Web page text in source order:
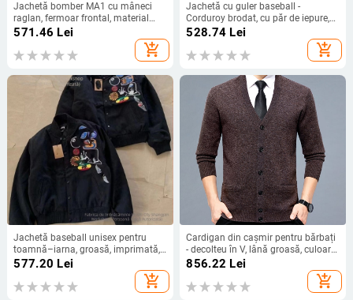
Jachetă bomber MA1 cu mâneci
raglan, fermoar frontal, material
nylon și căptușeală nylon pentru
571.46 Lei
add_shopping_cart
Jachetă cu guler baseball -
Corduroy brodat, cu păr de iepure,
glugă, ușoară, stil tineret
528.74 Lei
add_shopping_cart
Jachetă baseball unisex pentru
toamnă–iarna, groasă, imprimată,
închidere cu nasturi, mâneci lungi,
litere și patch-uri din catifea pe
mâneci
577.20 Lei
add_shopping_cart
Cardigan din cașmir pentru bărbați
- decolteu în V, lână groasă, culoare
solidă, pentru bărbați de vârstă
856.22 Lei
add_shopping_cart